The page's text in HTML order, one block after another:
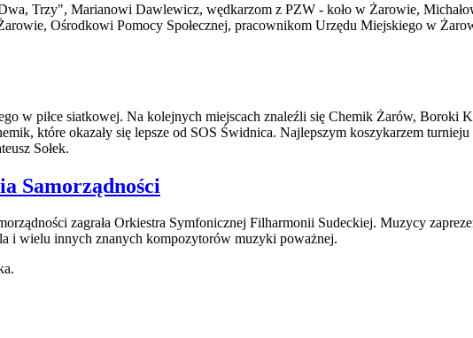
Trzy", Marianowi Dawlewicz, wędkarzom z PZW - koło w Żarowie,
Ośrodkowi Pomocy Społecznej, pracownikom Urzędu Miejskiego w
w piłce siatkowej. Na kolejnych miejscach znaleźli się Chemik Żarów, Boroki
które okazały się lepsze od SOS Świdnica. Najlepszym koszykarzem
Sołek.
Samorządności
zagrała Orkiestra Symfonicznej Filharmonii Sudeckiej. Muzycy
i wielu innych znanych kompozytorów muzyki poważnej.